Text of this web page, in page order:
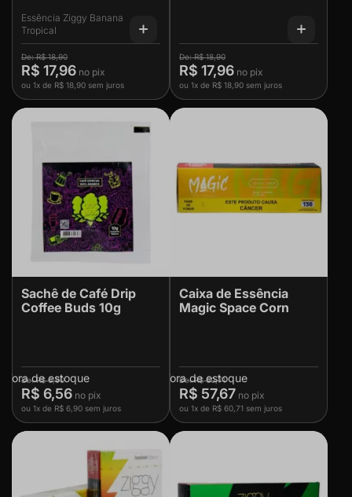
Essência Ziggy Banana
Tropical
R$ 18,90
R$ 17,96
ou 1x de R$ 18,90 sem juros
R$ 18,90
R$ 17,96
ou 1x de R$ 18,90 sem juros
Sachê de Café Drip
Coffee Buds 10g
R$ 6,90
R$ 6,56
ou 1x de R$ 6,90 sem juros
Fora de estoque
Caixa de Essência
Magic Space Corn
R$ 60,71
R$ 57,67
ou 1x de R$ 60,71 sem juros
Fora de estoque